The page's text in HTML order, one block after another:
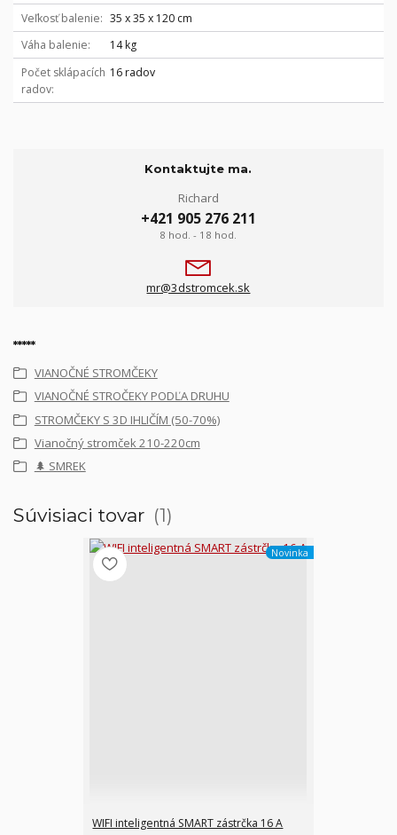
Veľkosť balenie
35 x 35 x 120 cm
Váha balenie
14 kg
Počet sklápacích
radov
16 radov
Kontaktujte ma.
Richard
+421 905 276 211
8 hod. - 18 hod.
mr@3dstromcek.sk
*****
VIANOČNÉ STROMČEKY
VIANOČNÉ STROČEKY PODĽA DRUHU
STROMČEKY S 3D IHLIČÍM (50-70%)
Vianočný stromček 210-220cm
🌲 SMREK
Súvisiaci tovar 1
Novinka
WIFI inteligentná SMART zástrčka 16 A